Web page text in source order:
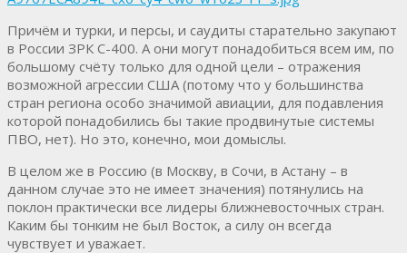
Причём и турки, и персы, и саудиты старательно закупают
в России ЗРК С-400. А они могут понадобиться всем им, по
большому счёту только для одной цели – отражения
возможной агрессии США (потому что у большинства
стран региона особо значимой авиации, для подавления
которой понадобились бы такие продвинутые системы
ПВО, нет). Но это, конечно, мои домыслы.
В целом же в Россию (в Москву, в Сочи, в Астану – в
данном случае это не имеет значения) потянулись на
поклон практически все лидеры ближневосточных стран.
Каким бы тонким не был Восток, а силу он всегда
чувствует и уважает.